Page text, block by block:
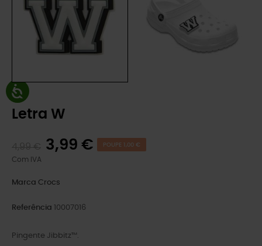
Letra W
3,99 € POUPE 1,00 €
Com IVA
Marca Crocs
Referência 10007016
Pingente Jibbitz™.